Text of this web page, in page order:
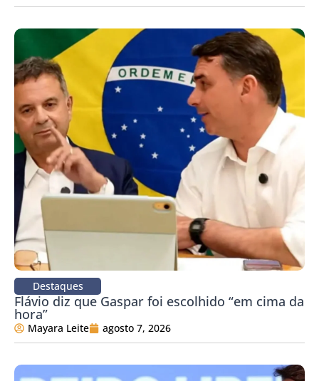
Destaques
Flávio diz que Gaspar foi escolhido “em cima da
hora”
Mayara Leite agosto 7, 2026